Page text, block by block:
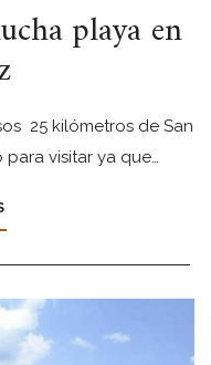
playa en
25 kilómetros de San
visitar ya que…